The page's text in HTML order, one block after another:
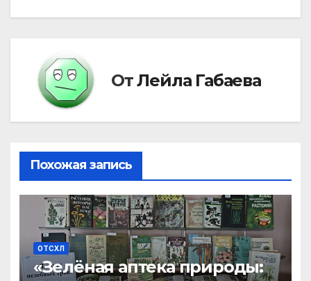
ОтЛейла Габаева
Похожая запись
ОТСХЛ
«Зелёная аптека природы: